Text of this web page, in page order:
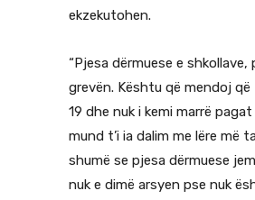
ekzekutohen.
“Pjesa dërmuese e
grevën. Kështu që mendoj
19 dhe nuk i kemi marrë
mund t’i ia dalim me lëre më
shumë se pjesa dërmuese
nuk e dimë arsyen pse nuk